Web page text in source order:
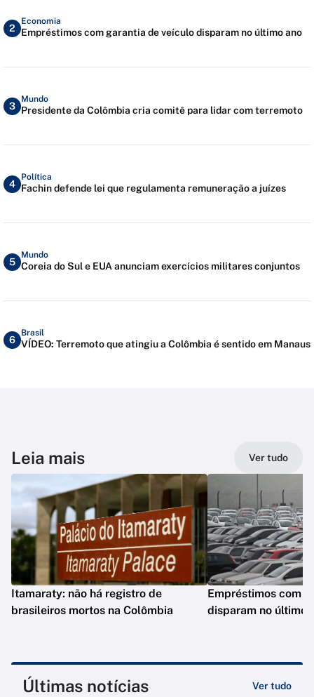
2
Economia
Empréstimos com garantia de veículo disparam no último ano
3
Mundo
Presidente da Colômbia cria comitê para lidar com terremoto
4
Política
Fachin defende lei que regulamenta remuneração a juízes
5
Mundo
Coreia do Sul e EUA anunciam exercícios militares conjuntos
6
Brasil
VÍDEO: Terremoto que atingiu a Colômbia é sentido em Manaus
Leia mais Ver tudo
Itamaraty: não há registro de
brasileiros mortos na Colômbia
Empréstimos com
disparam no último
Últimas notícias Ver tudo